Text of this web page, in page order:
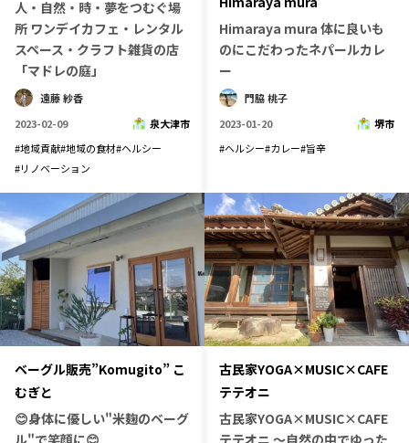
福井エリア
長野エリア
岐阜エリア
静岡エリア
愛知エリア
三重エリア
滋賀エリア
京都エリア
大阪市エリア
北摂エリア
河内エリア
兵庫エリア
奈良エリア
和歌山エリア
鳥取エリア
島根エリア
岡山エリア
広島エリア
山口エリア
徳島エリア
香川エリア
愛媛エリア
高知エリア
佐賀エリア
長崎エリア
熊本エリア
大分エリア
人・自然・時・夢をつむぐ場
所 ワンデイカフェ・レンタル
スペース・クラフト雑貨の店
「マドレの庭」
遠藤 紗香
2023-02-09
泉大津市
#地域貢献#地域の食材#ヘルシー
#リノベーション
Himaraya mura 体に良いも
のにこだわったネパールカレ
ー
門脇 桃子
2023-01-20
堺市
#ヘルシー#カレー#旨辛
ベーグル販売”Komugito” こ
むぎと
😊身体に優しい"米麹のベーグ
ル"で笑顔に😊
古民家YOGA×MUSIC×CAFE
テテオニ
古民家YOGA×MUSIC×CAFE
テテオニ ～自然の中でゆった